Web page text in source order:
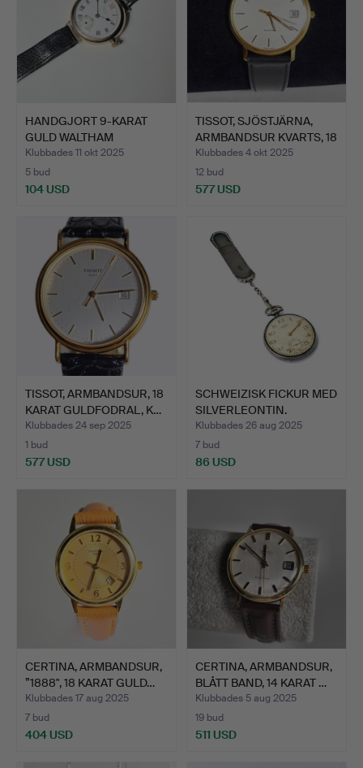
HANDGJORT 9-KARAT
GULD WALTHAM
ARMBANDSUR,…
Klubbades 11 okt 2025
5 bud
104 USD
TISSOT, SJÖSTJÄRNA,
ARMBANDSUR KVARTS, 18
…
Klubbades 4 okt 2025
12 bud
577 USD
TISSOT, ARMBANDSUR, 18
KARAT GULDFODRAL, K…
Klubbades 24 sep 2025
1 bud
577 USD
SCHWEIZISK FICKUR MED
SILVERLEONTIN.
Klubbades 26 aug 2025
7 bud
86 USD
CERTINA, ARMBANDSUR,
”1888", 18 KARAT GULD…
Klubbades 17 aug 2025
7 bud
404 USD
CERTINA, ARMBANDSUR,
BLÅTT BAND, 14 KARAT …
Klubbades 5 aug 2025
19 bud
511 USD